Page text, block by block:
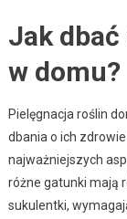
Jak
w domu?
Pielęgnacja roślin
dbania o ich
najważniejszych
różne gatunki mają
sukulentki,